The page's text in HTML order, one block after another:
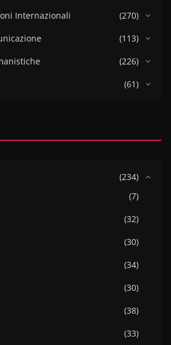
Internazionali
(270)
(113)
(226)
(61)
(234)
(7)
(32)
(30)
(34)
(30)
(38)
(33)